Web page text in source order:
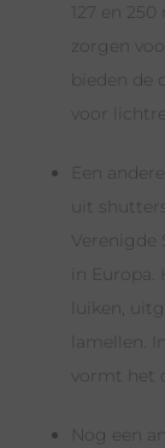
127 en
zorgen
bieden
voor
Een
uit
Verenigde
in
luiken,
lamellen.
vormt het
Nog een